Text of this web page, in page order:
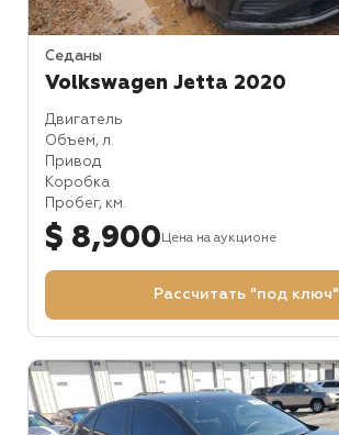
Седаны
Volkswagen Jetta 2020
Двигатель
Объем, л.
Привод
Коробка
Пробег, км.
$ 8,900 Цена на аукционе
Рассчитать "под ключ"